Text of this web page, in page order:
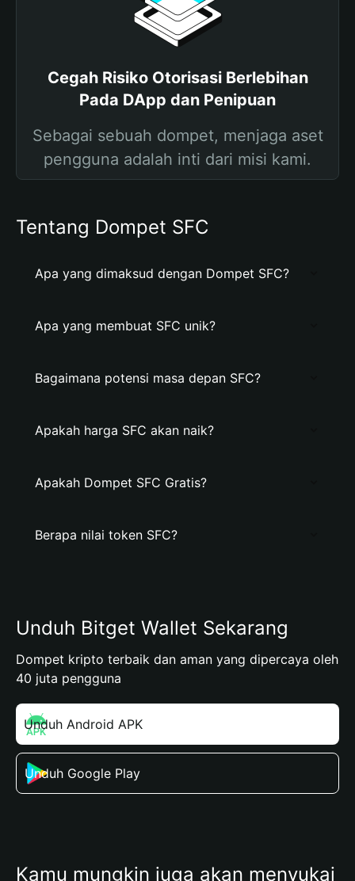
Cegah Risiko Otorisasi Berlebihan
Pada DApp dan Penipuan
Sebagai sebuah dompet, menjaga aset
pengguna adalah inti dari misi kami.
Tentang Dompet SFC
Apa yang dimaksud dengan Dompet SFC?
Apa yang membuat SFC unik?
Bagaimana potensi masa depan SFC?
Apakah harga SFC akan naik?
Apakah Dompet SFC Gratis?
Berapa nilai token SFC?
Unduh Bitget Wallet Sekarang
Dompet kripto terbaik dan aman yang dipercaya oleh
40 juta pengguna
Unduh Android APK
Unduh Google Play
Kamu mungkin juga akan menyukai